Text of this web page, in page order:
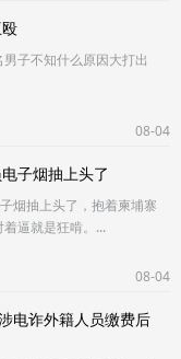
子不知什么原因大打出
08-04
子烟抽上头了
烟抽上头了，抱着柬埔寨
逼就是狂啃。...
08-04
电诈外籍人员缴费后